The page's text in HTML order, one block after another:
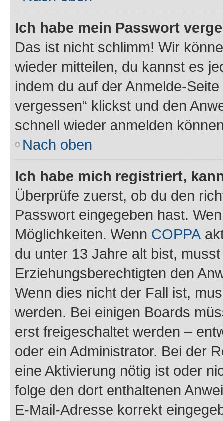
Ich habe mein Passwort
Das ist nicht schlimm! Wir
wieder mitteilen, du kannst es
indem du auf der Anmelde-
vergessen“ klickst und den
schnell wieder anmelden
Nach oben
Ich habe mich registriert,
Überprüfe zuerst, ob du den
Passwort eingegeben hast.
Möglichkeiten. Wenn COPPA
du unter 13 Jahre alt bist,
Erziehungsberechtigten den
Wenn dies nicht der Fall ist,
werden. Bei einigen Boards
erst freigeschaltet werden –
oder ein Administrator. Bei der
eine Aktivierung nötig ist oder
folge den dort enthaltenen
E-Mail-Adresse korrekt